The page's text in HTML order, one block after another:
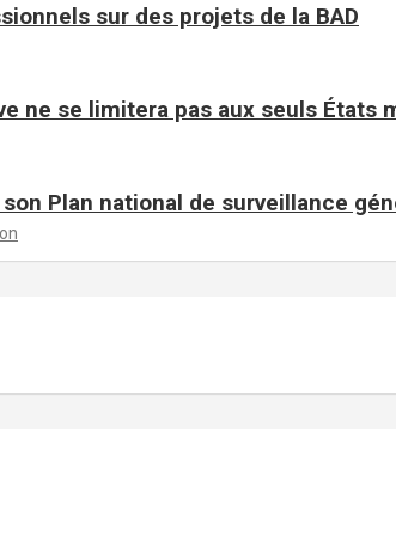
sur des projets de la BAD
ne se limitera pas aux seuls États
Plan national de surveillance